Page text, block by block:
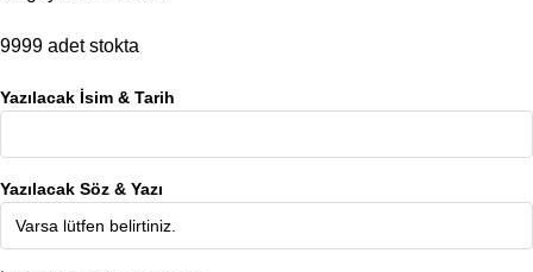
9999 adet stokta
Yazılacak İsim & Tarih
Yazılacak Söz & Yazı